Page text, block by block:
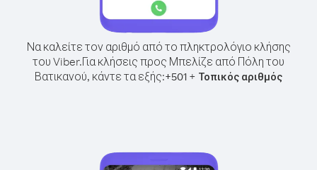
Να καλείτε τον αριθμό από το πληκτρολόγιο κλήσης
του Viber.Για κλήσεις προς Μπελίζε από Πόλη του
Βατικανού, κάντε τα εξής:+501 + Τοπικός αριθμός